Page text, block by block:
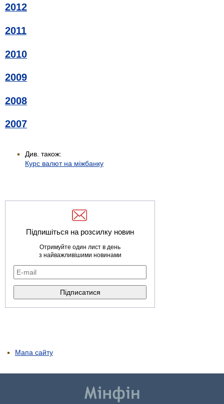
2012
2011
2010
2009
2008
2007
Див. також:
Курс валют на міжбанку
Підпишіться на розсилку новин
Отримуйте один лист в день
з найважливішими новинами
Мапа сайту